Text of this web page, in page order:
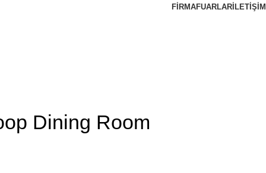
FIRMAFUARLAR İLETIŞIM
Dining Room